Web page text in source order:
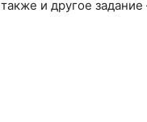
и другое